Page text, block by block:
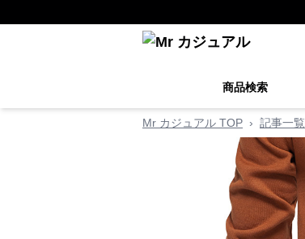
商品検索
Mr カジュアル TOP › 記事一覧